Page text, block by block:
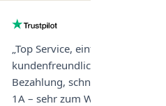
„Top Service, einfache und
kundenfreundliche Abwicklung
Bezahlung, schnelle Lieferung.
1A – sehr zum